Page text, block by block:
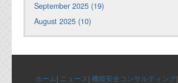
September 2025 (19)
August 2025 (10)
ホーム| ニュース| 機能安全コンサルティング|